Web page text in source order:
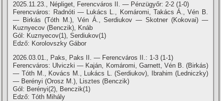
2025.11.23., Népliget, Ferencváros II. — Pénzügyőr: 2-2 (1-0)
Ferencváros: Radnóti — Lukács L., Komáromi, Takács Á., Vén B.
— Birkás (Tóth M.), Vén Á., Serdiukov — Skotner (Kokovai) —
Kuznyecov (Benczik), Knáb
Gól: Kuznyecov(1), Serdiukov(1)
Edző: Korolovszky Gábor
2026.03.01., Paks, Paks II. — Ferencváros II.: 1-3 (1-1)
Ferencváros: Ulviczki — Kaján, Komáromi, Garnett, Vén B. (Birkás)
— Tóth M., Kovács M., Lukács L. (Serdiukov), Ibrahim (Ledniczky)
— Berényi (Orosz M.), Lisztes (Benczik)
Gól: Berényi(2), Benczik(1)
Edző: Tóth Mihály